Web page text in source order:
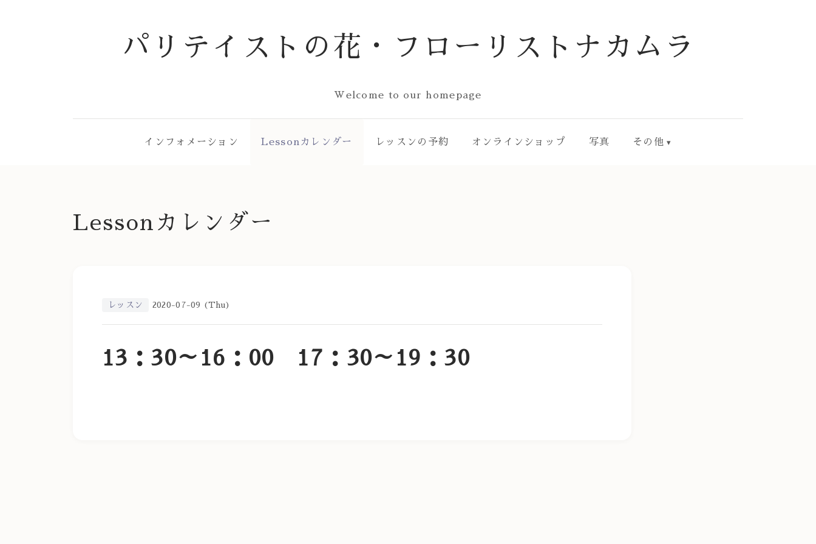
パリテイストの花・フローリストナカムラ
Welcome to our homepage
インフォメーション Lessonカレンダー レッスンの予約 オンラインショップ 写真 その他
Lessonカレンダー
レッスン 2020-07-09 (Thu)
13：30～16：00 17：30～19：30